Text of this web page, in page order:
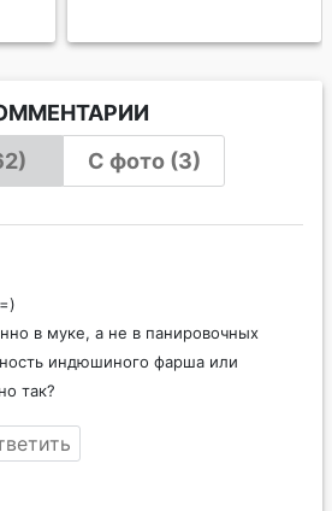
С фото (3)
в муке, а не в панировочных
индюшиного фарша или
так?